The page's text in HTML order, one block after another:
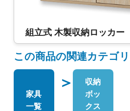
組立式 木製収納ロッカ
この商品の関連カテゴ
家具
一覧
＞
収納
ボッ
クス